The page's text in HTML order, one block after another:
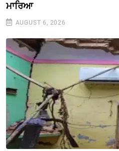
ਮਾਰਿਆ
AUGUST 6, 2026